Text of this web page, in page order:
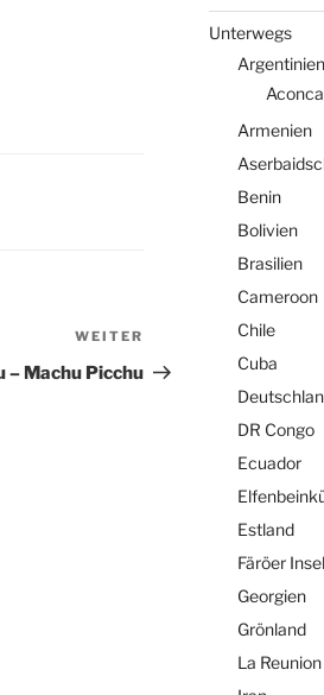
Beitrag
WEITER
– Machu Picchu
Unterwegs
Argentinien
Armenien
Benin
Bolivien
Brasilien
Cameroon
Chile
Cuba
DR Congo
Ecuador
Estland
Färöer
Georgien
Grönland
La Reunion